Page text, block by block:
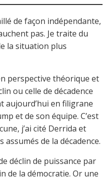
de façon indépendante,
pas. Je traite du
la situation plus
perspective théorique et
ou celle de décadence
aujourd’hui en filigrane
et de son équipe. C’est
j’ai cité Derrida et
de la décadence.
déclin de puissance par
de la démocratie. Or une